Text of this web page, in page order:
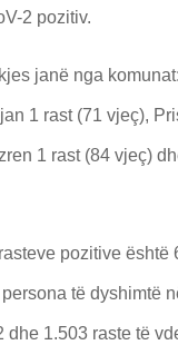
2 pozitiv.
janë nga
1 rast (71 vjeç),
1 rast (84 vjeç)
pozitive është
të dyshimtë
dhe 1.503 raste të